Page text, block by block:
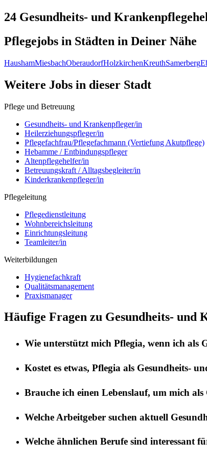
24 Gesundheits- und
Pflegejobs in Städten in Deiner Nähe
HaushamMiesbachOberaudorfHolzkirchenKreuthSamerberg
Weitere Jobs in dieser Stadt
Pflege und Betreuung
Gesundheits- und Krankenpfleger/in
Heilerziehungspfleger/in
Pflegefachfrau/Pflegefachmann (Vertiefung Akutpflege)
Hebamme / Entbindungspfleger
Altenpflegehelfer/in
Betreuungskraft / Alltagsbegleiter/in
Kinderkrankenpfleger/in
Pflegeleitung
Pflegedienstleitung
Wohnbereichsleitung
Einrichtungsleitung
Teamleiter/in
Weiterbildungen
Hygienefachkraft
Qualitätsmanagement
Praxismanager
Häufige Fragen zu Gesundheits-
Wie unterstützt mich Pflegia, wenn ich als
Kostet es etwas, Pflegia als Gesundheits-
Brauche ich einen Lebenslauf, um mich als
Welche Arbeitgeber suchen aktuell
Welche ähnlichen Berufe sind interessant